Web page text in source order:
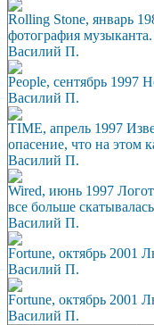
Rolling Stone, январь
фотография музыканта.
Василий П.
People, сентябрь 1997
Василий П.
TIME, апрель 1997
опасение, что на этом
Василий П.
Wired, июнь 1997
все больше
Василий П.
Fortune, октябрь 2001
Василий П.
Fortune, октябрь 2001
Василий П.